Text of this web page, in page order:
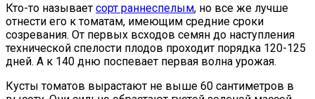
Кто-то называет сорт раннеспелым, но все же лучше
отнести его к томатам, имеющим средние сроки
созревания. От первых всходов семян до наступления
технической спелости плодов проходит порядка 120-125
дней. А к 140 дню поспевает первая волна урожая.
Кусты томатов вырастают не выше 60 сантиметров в